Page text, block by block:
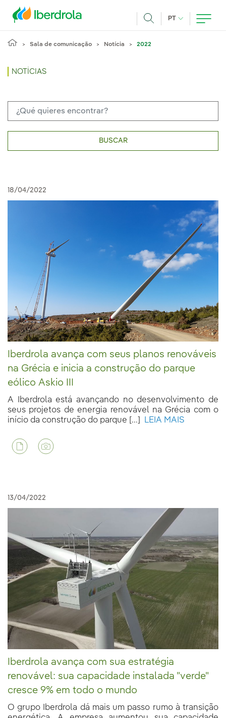
PT IDIOMA ATUAL,
Sala de comunicação Notícia 2022
NOTÍCIAS
BUSCAR
18/04/2022
Iberdrola avança com seus planos renováveis
na Grécia e inicia a construção do parque
eólico Askio III
A Iberdrola está avançando no desenvolvimento de
seus projetos de energia renovável na Grécia com o
início da construção do parque [...]
LEIA MAIS
13/04/2022
Iberdrola avança com sua estratégia
renovável: sua capacidade instalada "verde"
cresce 9% em todo o mundo
O grupo Iberdrola dá mais um passo rumo à transição